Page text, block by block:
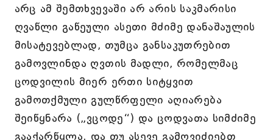
არც ამ შემთხვევაში არ არის საკმარისი
ღვაწლი გაწეული ასეთი მძიმე დანაშაულის
მისატევებლად, თუმცა განსაკუთრებით
გამოვლინდა ღვთის მადლი, რომელმაც
ცოდვილის მიერ ერთი სიტყვით
გამოთქმული გულწრფელი აღიარება
შეიწყნარა („ვცოდე“) და ცოდვათა სიმძიმე
გააქარწყლა. და თუ ასევე გამოვიძიებთ